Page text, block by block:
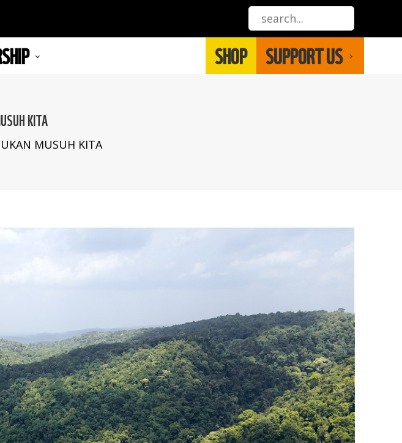
SHOP SUPPORT US
KITA
MUSUH KITA